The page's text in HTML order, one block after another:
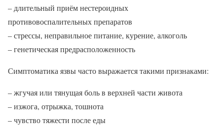
– длительный приём нестероидных
противовоспалительных препаратов
– стрессы, неправильное питание, курение, алкоголь
– генетическая предрасположенность
Симптоматика язвы часто выражается такими признаками:
– жгучая или тянущая боль в верхней части живота
– изжога, отрыжка, тошнота
– чувство тяжести после еды